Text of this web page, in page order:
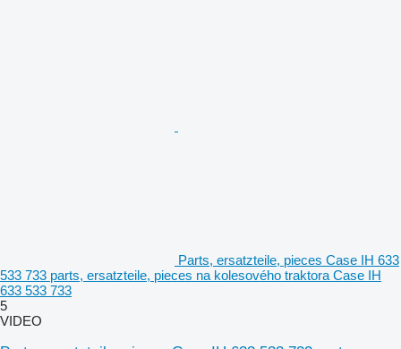
Parts, ersatzteile, pieces Case IH 633
533 733 parts, ersatzteile, pieces na kolesového traktora Case IH
633 533 733
5
VIDEO